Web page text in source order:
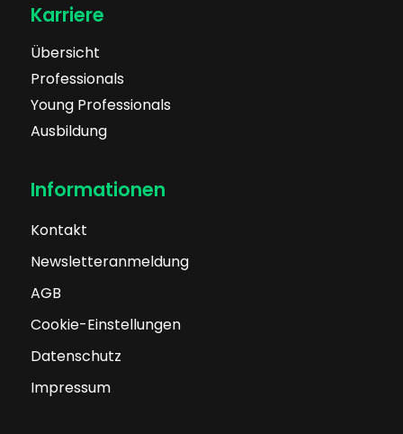
Karriere
Übersicht
Professionals
Young Professionals
Ausbildung
Informationen
Kontakt
Newsletteranmeldung
AGB
Cookie-Einstellungen
Datenschutz
Impressum